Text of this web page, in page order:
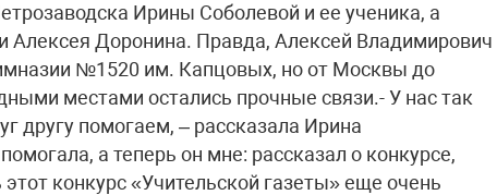
Ирины Соболевой и ее ученика, а
Алексея Доронина. Правда, Алексей Владимирович
№1520 им. Капцовых, но от Москвы до
местами остались прочные связи.- У нас так
другу помогаем, – рассказала Ирина
а теперь он мне: рассказал о конкурсе,
конкурс «Учительской газеты» еще очень